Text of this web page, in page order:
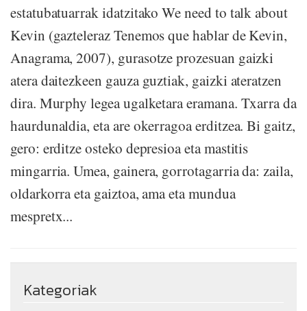
estatubatuarrak idatzitako We need to talk about
Kevin (gazteleraz Tenemos que hablar de Kevin,
Anagrama, 2007), gurasotze prozesuan gaizki
atera daitezkeen gauza guztiak, gaizki ateratzen
dira. Murphy legea ugalketara eramana. Txarra da
haurdunaldia, eta are okerragoa erditzea. Bi gaitz,
gero: erditze osteko depresioa eta mastitis
mingarria. Umea, gainera, gorrotagarria da: zaila,
oldarkorra eta gaiztoa, ama eta mundua
mespretx...
Kategoriak